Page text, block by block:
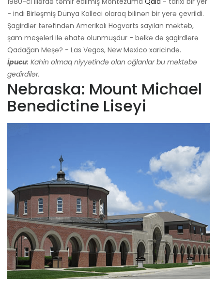
- indi Birləşmiş Dünya Kolleci olaraq bilinən bir yerə çevrildi.
Şagirdlər tərəfindən Amerikalı Hogvarts sayılan məktəb,
şam meşələri ilə əhatə olunmuşdur - bəlkə də şagirdlərə
Qadağan Meşə? - Las Vegas, New Mexico xaricində.
İpucu: Kahin olmaq niyyətində olan oğlanlar bu məktəbə
gedirdilər.
Nebraska: Mount Michael
Benedictine Liseyi